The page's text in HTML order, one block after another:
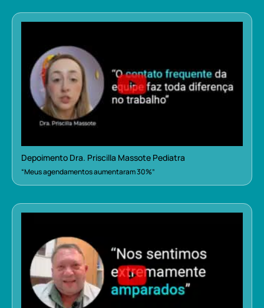
Depoimento Dra. Priscilla Massote Pediatra
“Meus agendamentos aumentaram 30%”